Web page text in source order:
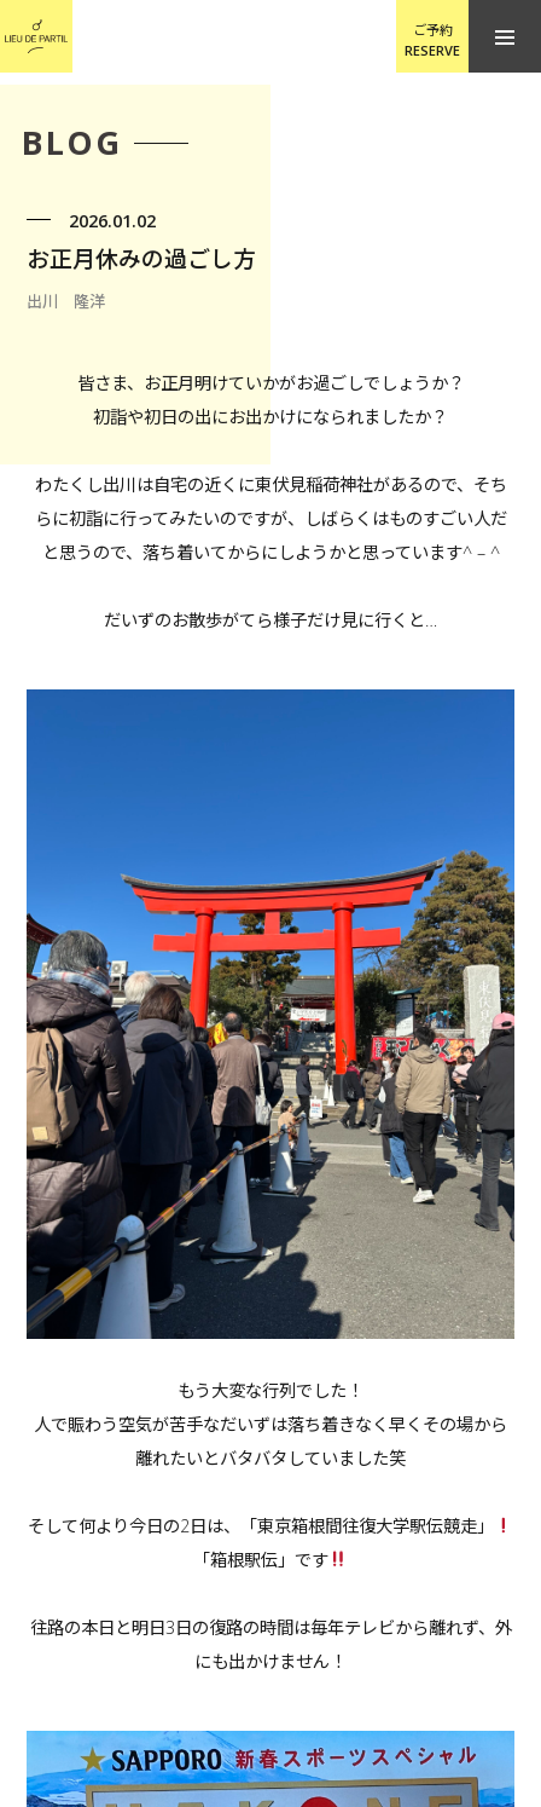
ご予約
RESERVE
BLOG
2026.01.02
お正月休みの過ごし方
出川 隆洋
皆さま、お正月明けていかがお過ごしでしょうか？
初詣や初日の出にお出かけになられましたか？
わたくし出川は自宅の近くに東伏見稲荷神社があるので、そち
らに初詣に行ってみたいのですが、しばらくはものすごい人だ
と思うので、落ち着いてからにしようかと思っています^ – ^
だいずのお散歩がてら様子だけ見に行くと…
もう大変な行列でした！
人で賑わう空気が苦手なだいずは落ち着きなく早くその場から
離れたいとバタバタしていました笑
そして何より今日の2日は、「東京箱根間往復大学駅伝競走」
「箱根駅伝」です
往路の本日と明日3日の復路の時間は毎年テレビから離れず、外
にも出かけません！